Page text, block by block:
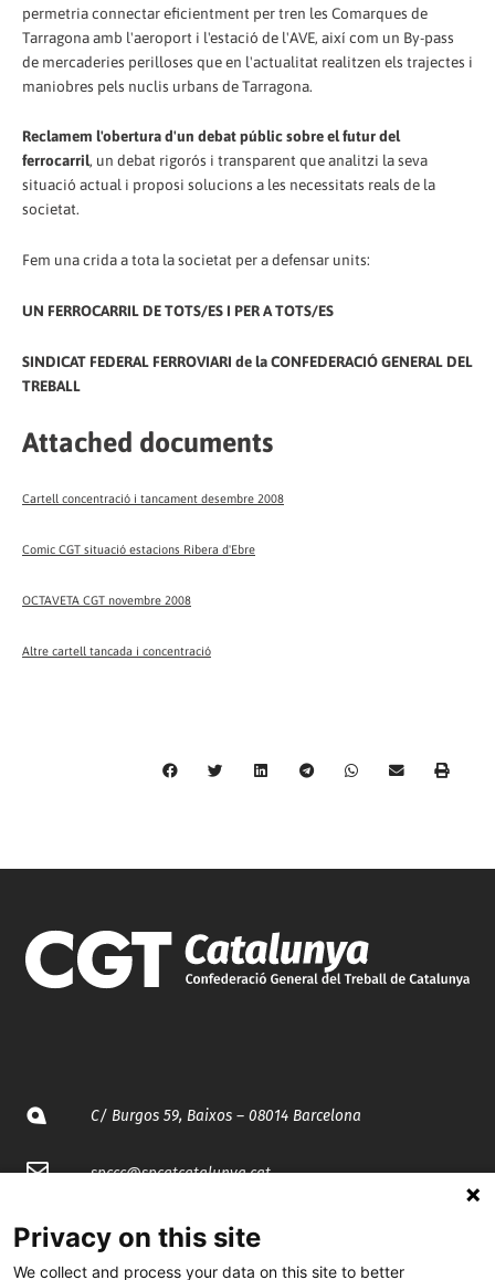
permetria connectar eficientment per tren les Comarques de
Tarragona amb l'aeroport i l'estació de l'AVE, així com un By-pass
de mercaderies perilloses que en l'actualitat realitzen els trajectes i
maniobres pels nuclis urbans de Tarragona.
Reclamem l'obertura d'un debat públic sobre el futur del
ferrocarril, un debat rigorós i transparent que analitzi la seva
situació actual i proposi solucions a les necessitats reals de la
societat.
Fem una crida a tota la societat per a defensar units:
UN FERROCARRIL DE TOTS/ES I PER A TOTS/ES
SINDICAT FEDERAL FERROVIARI de la CONFEDERACIÓ GENERAL DEL
TREBALL
Attached documents
Cartell concentració i tancament desembre 2008
Comic CGT situació estacions Ribera d'Ebre
OCTAVETA CGT novembre 2008
Altre cartell tancada i concentració
C/ Burgos 59, Baixos – 08014 Barcelona
spccc@spcgtcatalunya.cat
Privacy on this site
We collect and process your data on this site to better